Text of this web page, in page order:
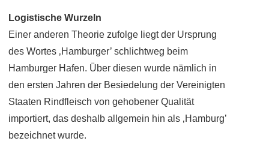
Logistische Wurzeln
Einer anderen Theorie zufolge liegt der Ursprung
des Wortes ‚Hamburger’ schlichtweg beim
Hamburger Hafen. Über diesen wurde nämlich in
den ersten Jahren der Besiedelung der Vereinigten
Staaten Rindfleisch von gehobener Qualität
importiert, das deshalb allgemein hin als ‚Hamburg’
bezeichnet wurde.